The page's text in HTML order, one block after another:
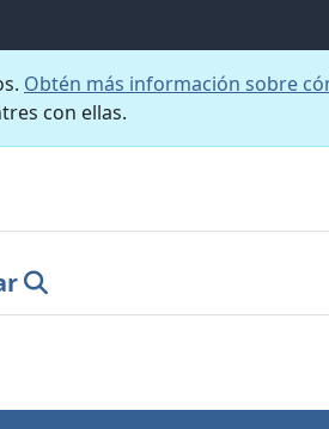
Obtén más información sobre
con ellas.